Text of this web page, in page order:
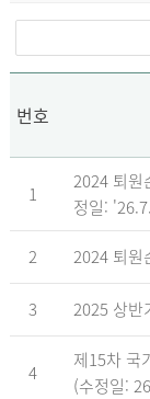
번호
1
2024 퇴원
정일:
2 2024 퇴원
3 2025 상반
4
제15차 국
(수정일: